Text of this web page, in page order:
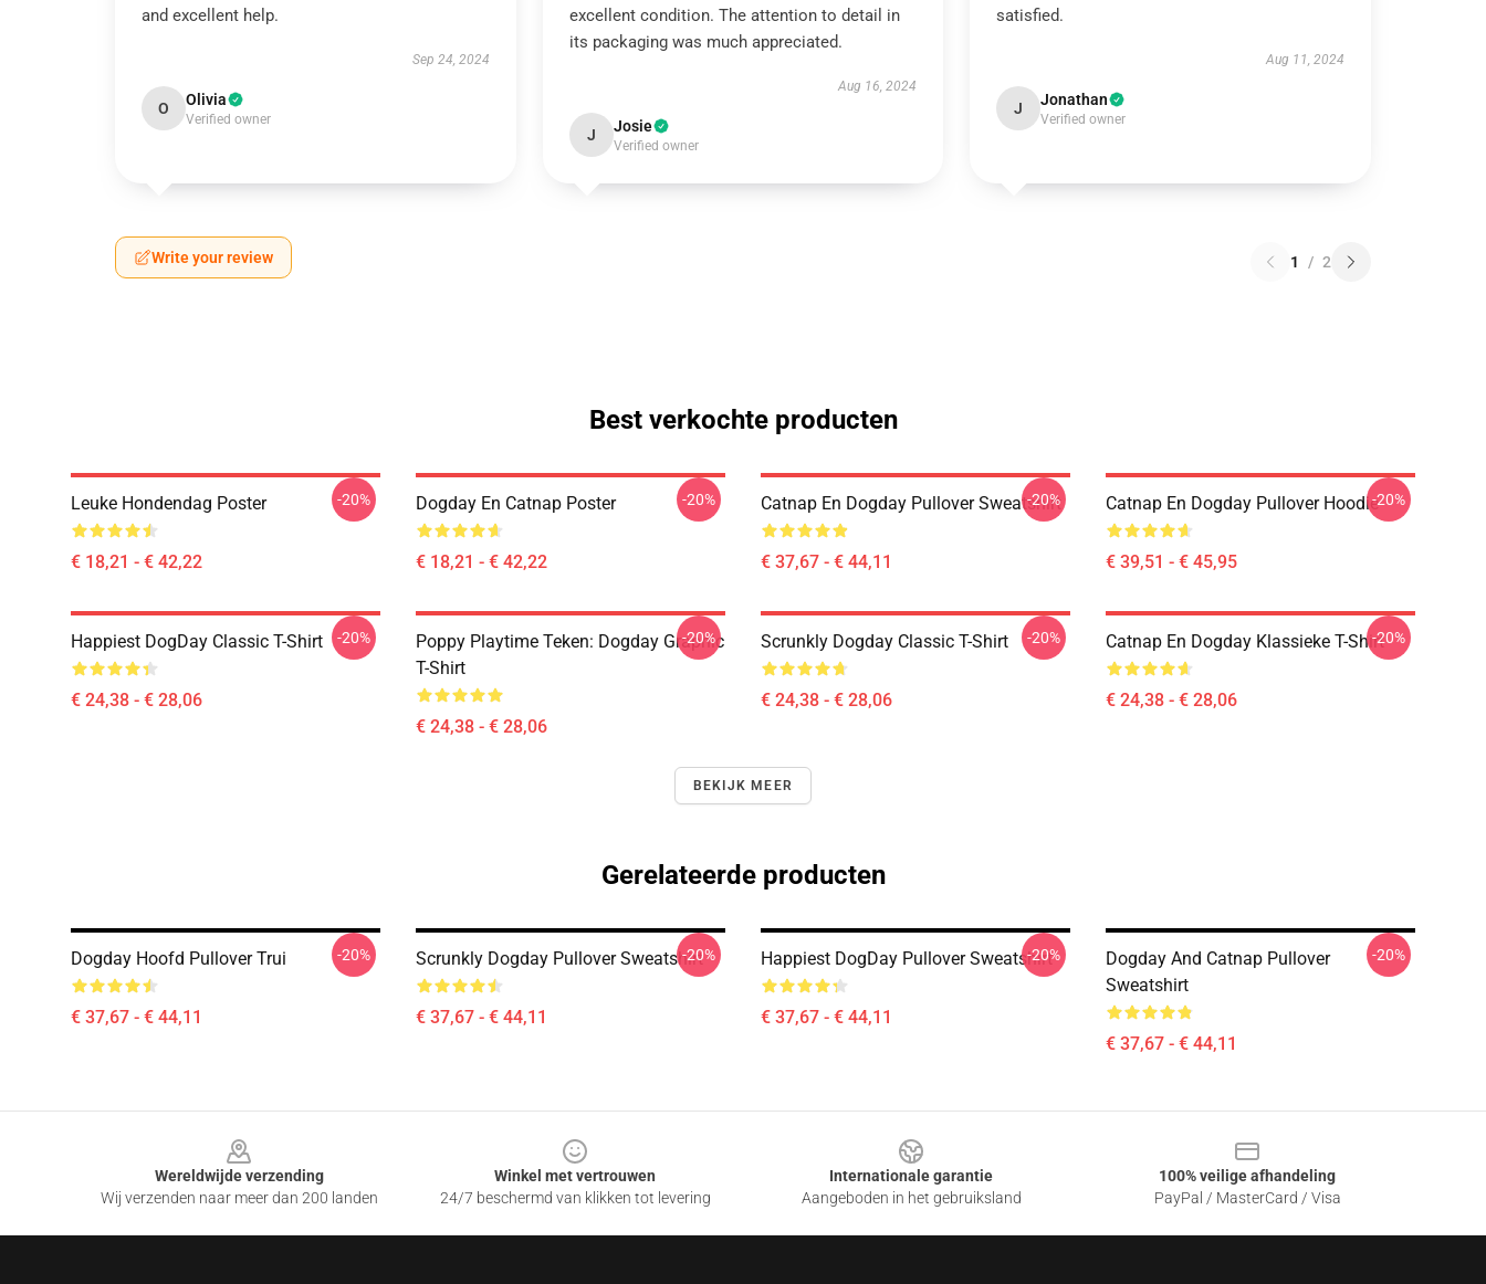
and excellent help.
Sep 24, 2024
O Olivia
Verified owner
excellent condition. The attention to detail in
its packaging was much appreciated.
Aug 16, 2024
J Josie
Verified owner
satisfied.
Aug 11, 2024
J Jonathan
Verified owner
Write your review 1 / 2
Best verkochte producten
Leuke Hondendag Poster
€ 18,21 - € 42,22
-20% Dogday En Catnap Poster
€ 18,21 - € 42,22
-20% Catnap En Dogday Pullover Sweatshirt
€ 37,67 - € 44,11
-20% Catnap En Dogday Pullover Hoodie
€ 39,51 - € 45,95
-20%
Happiest DogDay Classic T-Shirt
€ 24,38 - € 28,06
-20%
Poppy Playtime Teken: Dogday Graphic
T-Shirt
€ 24,38 - € 28,06
-20% Scrunkly Dogday Classic T-Shirt
€ 24,38 - € 28,06
-20% Catnap En Dogday Klassieke T-Shirt
€ 24,38 - € 28,06
-20%
BEKIJK MEER
Gerelateerde producten
Dogday Hoofd Pullover Trui
€ 37,67 - € 44,11
-20% Scrunkly Dogday Pullover Sweatshirt
€ 37,67 - € 44,11
-20% Happiest DogDay Pullover Sweatshirt
€ 37,67 - € 44,11
-20%
Dogday And Catnap Pullover
Sweatshirt
€ 37,67 - € 44,11
-20%
Wereldwijde verzending
Wij verzenden naar meer dan 200 landen
Winkel met vertrouwen
24/7 beschermd van klikken tot levering
Internationale garantie
Aangeboden in het gebruiksland
100% veilige afhandeling
PayPal / MasterCard / Visa